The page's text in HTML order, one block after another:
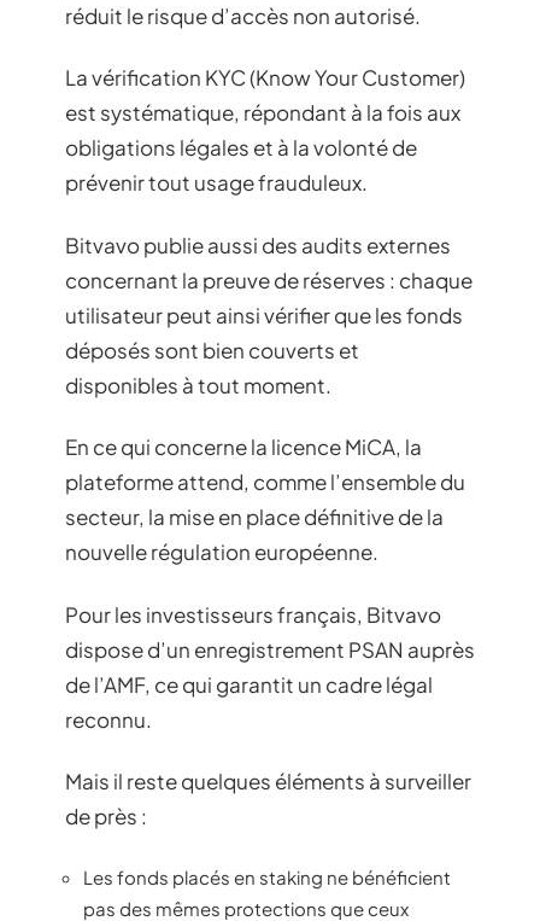
réduit le risque d’accès non autorisé.
La vérification KYC (Know Your Customer)
est systématique, répondant à la fois aux
obligations légales et à la volonté de
prévenir tout usage frauduleux.
Bitvavo publie aussi des audits externes
concernant la preuve de réserves : chaque
utilisateur peut ainsi vérifier que les fonds
déposés sont bien couverts et
disponibles à tout moment.
En ce qui concerne la licence MiCA, la
plateforme attend, comme l’ensemble du
secteur, la mise en place définitive de la
nouvelle régulation européenne.
Pour les investisseurs français, Bitvavo
dispose d’un enregistrement PSAN auprès
de l’AMF, ce qui garantit un cadre légal
reconnu.
Mais il reste quelques éléments à surveiller
de près :
Les fonds placés en staking ne bénéficient
pas des mêmes protections que ceux